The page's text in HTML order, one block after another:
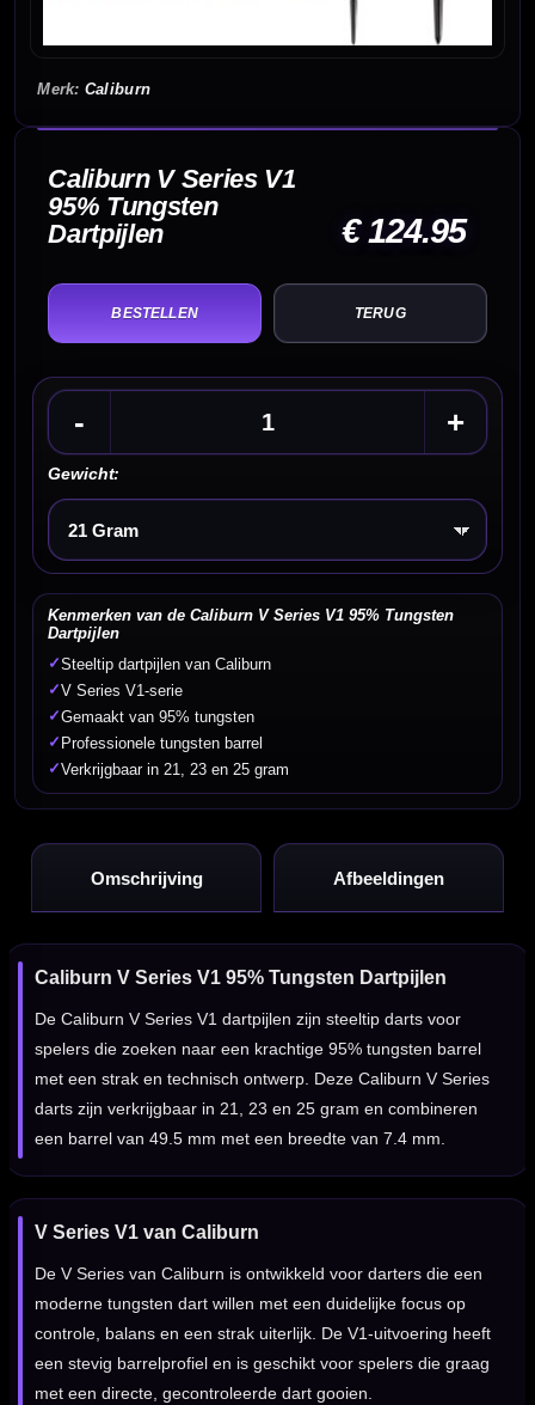
Caliburn
Caliburn V Series V1
95% Tungsten
Dartpijlen
€ 124.95
TERUG
- +
Gewicht:
Kies een optie
Kenmerken van de Caliburn V Series V1 95% Tungsten
Dartpijlen
✓Steeltip dartpijlen van Caliburn
✓V Series V1-serie
✓Gemaakt van 95% tungsten
✓ Professionele tungsten barrel
✓Verkrijgbaar in 21, 23 en 25 gram
Omschrijving Afbeeldingen
Caliburn V Series V1 95% Tungsten Dartpijlen
De Caliburn V Series V1 dartpijlen zijn steeltip darts voor
spelers die zoeken naar een krachtige 95% tungsten barrel
met een strak en technisch ontwerp. Deze Caliburn V Series
darts zijn verkrijgbaar in 21, 23 en 25 gram en combineren
een barrel van 49.5 mm met een breedte van 7.4 mm.
V Series V1 van Caliburn
De V Series van Caliburn is ontwikkeld voor darters die een
moderne tungsten dart willen met een duidelijke focus op
controle, balans en een strak uiterlijk. De V1-uitvoering heeft
een stevig barrelprofiel en is geschikt voor spelers die graag
met een directe, gecontroleerde dart gooien.